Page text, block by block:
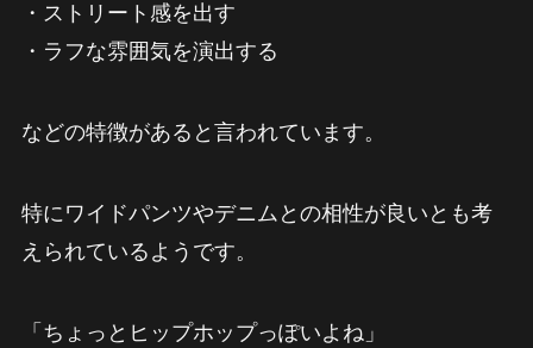
・ストリート感を出す
・ラフな雰囲気を演出する
などの特徴があると言われています。
特にワイドパンツやデニムとの相性が良いとも考
えられているようです。
「ちょっとヒップホップっぽいよね」